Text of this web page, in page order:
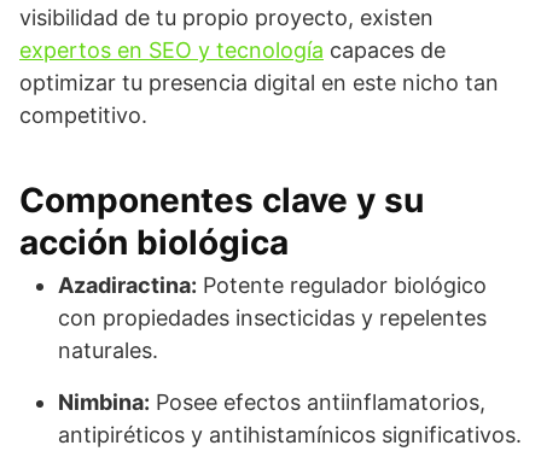
visibilidad de tu propio proyecto, existen
expertos en SEO y tecnología capaces de
optimizar tu presencia digital en este nicho tan
competitivo.
Componentes clave y su
acción biológica
Azadiractina: Potente regulador biológico
con propiedades insecticidas y repelentes
naturales.
Nimbina: Posee efectos antiinflamatorios,
antipiréticos y antihistamínicos significativos.